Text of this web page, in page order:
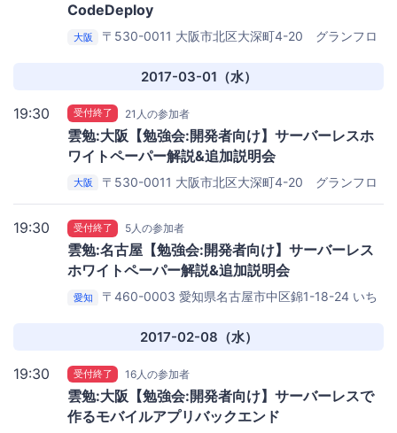
CodeDeploy
大阪
〒530-0011 大阪市北区大深町4-20 グランフロ
2017-03-01（水）
19:30 受付終了 21人の参加者
雲勉:大阪【勉強会:開発者向け】サーバーレスホ
ワイトペーパー解説&追加説明会
大阪
〒530-0011 大阪市北区大深町4-20 グランフロ
フィス
19:30 受付終了 5人の参加者
雲勉:名古屋【勉強会:開発者向け】サーバーレス
ホワイトペーパー解説&追加説明会
愛知
〒460-0003 愛知県名古屋市中区錦1-18-24 いち
2017-02-08（水）
19:30 受付終了 16人の参加者
雲勉:大阪【勉強会:開発者向け】サーバーレスで
作るモバイルアプリバックエンド